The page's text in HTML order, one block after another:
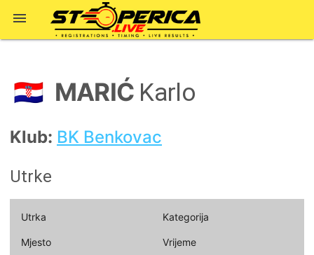

🇭🇷 MARIĆ Karlo
Klub: BK Benkovac
Utrke
Utrka Kategorija
Mjesto Vrijeme